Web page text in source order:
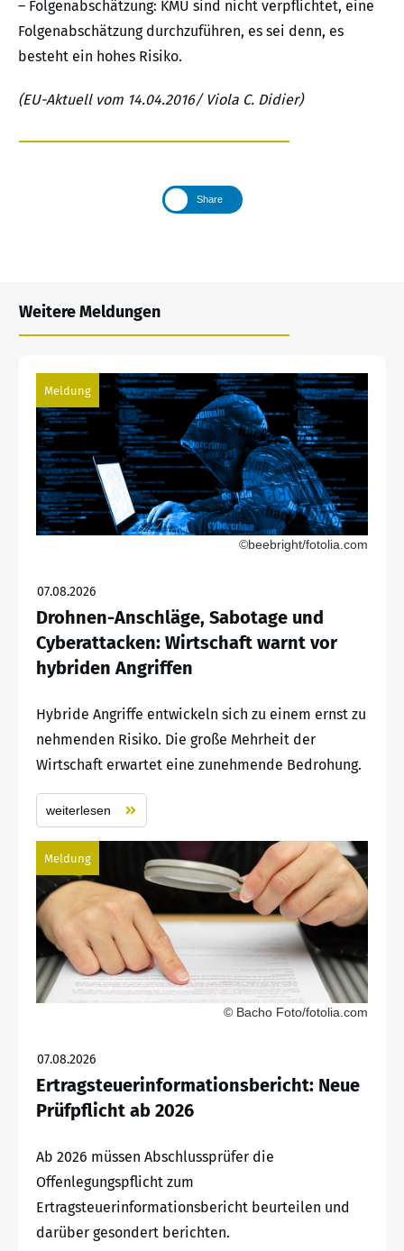
– Folgenabschätzung: KMU sind nicht verpflichtet, eine
Folgenabschätzung durchzuführen, es sei denn, es
besteht ein hohes Risiko.
(EU-Aktuell vom 14.04.2016/ Viola C. Didier)
Share
Weitere Meldungen
Meldung
©beebright/fotolia.com
07.08.2026
Drohnen-Anschläge, Sabotage und
Cyberattacken: Wirtschaft warnt vor
hybriden Angriffen
Hybride Angriffe entwickeln sich zu einem ernst zu
nehmenden Risiko. Die große Mehrheit der
Wirtschaft erwartet eine zunehmende Bedrohung.
weiterlesen
Meldung
© Bacho Foto/fotolia.com
07.08.2026
Ertragsteuerinformationsbericht: Neue
Prüfpflicht ab 2026
Ab 2026 müssen Abschlussprüfer die
Offenlegungspflicht zum
Ertragsteuerinformationsbericht beurteilen und
darüber gesondert berichten.